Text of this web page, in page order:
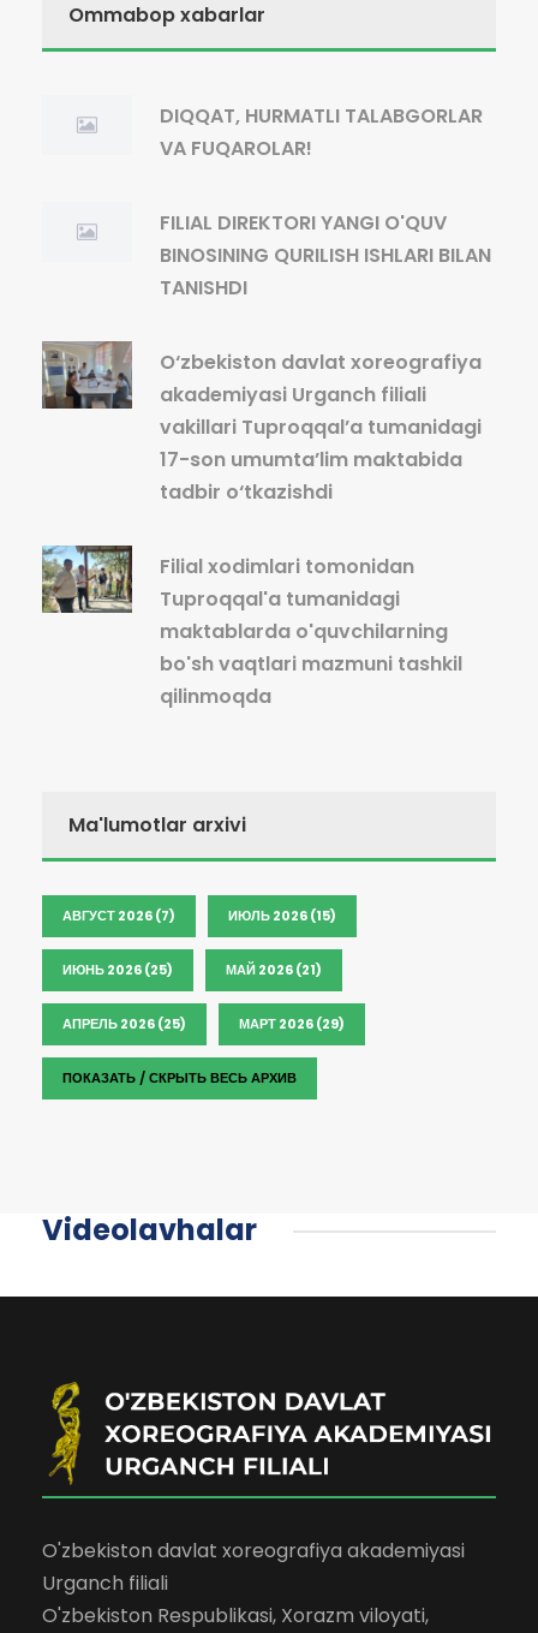
Ommabop xabarlar
DIQQAT, HURMATLI TALABGORLAR
VA FUQAROLAR!
FILIAL DIREKTORI YANGI O'QUV
BINOSINING QURILISH ISHLARI BILAN
TANISHDI
O‘zbekiston davlat xoreografiya
akademiyasi Urganch filiali
vakillari Tuproqqal’a tumanidagi
17-son umumta’lim maktabida
tadbir o‘tkazishdi
Filial xodimlari tomonidan
Tuproqqal'a tumanidagi
maktablarda o'quvchilarning
bo'sh vaqtlari mazmuni tashkil
qilinmoqda
Ma'lumotlar arxivi
АВГУСТ 2026 (7) ИЮЛЬ 2026 (15)
ИЮНЬ 2026 (25) МАЙ 2026 (21)
АПРЕЛЬ 2026 (25) МАРТ 2026 (29)
ПОКАЗАТЬ / СКРЫТЬ ВЕСЬ АРХИВ
Videolavhalar
O'zbekiston davlat xoreografiya akademiyasi
Urganch filiali
O'zbekiston Respublikasi, Xorazm viloyati,